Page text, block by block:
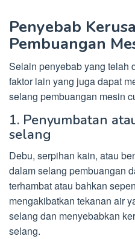
Penyebab
Pembuangan
Selain penyebab yang telah
faktor lain yang juga dapat
selang pembuangan mesin
1. Penyumbatan
selang
Debu, serpihan kain, atau
dalam selang pembuangan
terhambat atau bahkan
mengakibatkan tekanan air
selang dan menyebabkan
selang.